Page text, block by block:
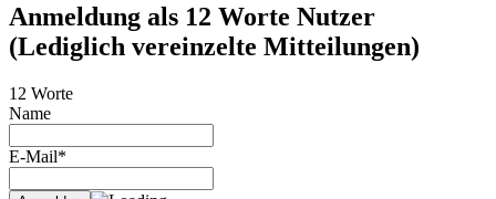
Anmeldung als 12 Worte Nutzer
(Lediglich vereinzelte Mitteilungen)
12 Worte
Name
E-Mail*